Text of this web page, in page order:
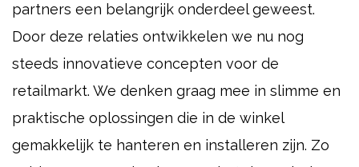
partners een belangrijk onderdeel geweest.
Door deze relaties ontwikkelen we nu nog
steeds innovatieve concepten voor de
retailmarkt. We denken graag mee in slimme en
praktische oplossingen die in de winkel
gemakkelijk te hanteren en installeren zijn. Zo